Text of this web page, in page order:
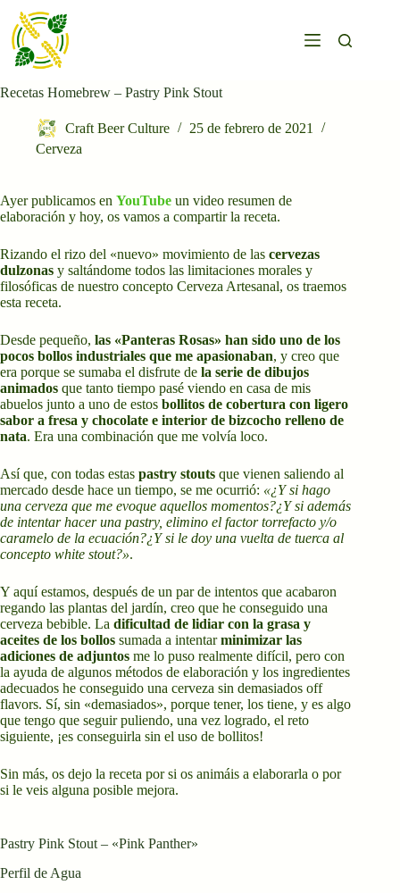
contenido
Recetas Homebrew – Pastry Pink Stout
Craft Beer Culture
25 de febrero de 2021
Cerveza
Ayer publicamos en YouTube un video resumen de
elaboración y hoy, os vamos a compartir la receta.
Rizando el rizo del «nuevo» movimiento de las cervezas
dulzonas y saltándome todos las limitaciones morales y
filosóficas de nuestro concepto Cerveza Artesanal, os traemos
esta receta.
Desde pequeño, las «Panteras Rosas» han sido uno de los
pocos bollos industriales que me apasionaban, y creo que
era porque se sumaba el disfrute de la serie de dibujos
animados que tanto tiempo pasé viendo en casa de mis
abuelos junto a uno de estos bollitos de cobertura con ligero
sabor a fresa y chocolate e interior de bizcocho relleno de
nata. Era una combinación que me volvía loco.
Así que, con todas estas pastry stouts que vienen saliendo al
mercado desde hace un tiempo, se me ocurrió: «¿Y si hago
una cerveza que me evoque aquellos momentos?¿Y si además
de intentar hacer una pastry, elimino el factor torrefacto y/o
caramelo de la ecuación?¿Y si le doy una vuelta de tuerca al
concepto white stout?».
Y aquí estamos, después de un par de intentos que acabaron
regando las plantas del jardín, creo que he conseguido una
cerveza bebible. La dificultad de lidiar con la grasa y
aceites de los bollos sumada a intentarminimizar las
adiciones de adjuntos me lo puso realmente difícil, pero con
la ayuda de algunos métodos de elaboración y los ingredientes
adecuados he conseguido una cerveza sin demasiados off
flavors. Sí, sin «demasiados», porque tener, los tiene, y es algo
que tengo que seguir puliendo, una vez logrado, el reto
siguiente, ¡es conseguirla sin el uso de bollitos!
Sin más, os dejo la receta por si os animáis a elaborarla o por
si le veis alguna posible mejora.
Pastry Pink Stout – «Pink Panther»
Perfil de Agua